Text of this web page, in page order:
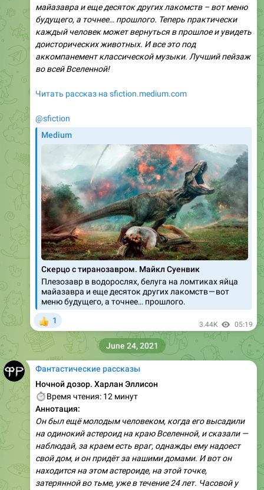
майазавра и еще десяток других лакомств – вот меню
будущего, а точнее… прошлого. Теперь практически
каждый человек может вернуться в прошлое и увидеть
доисторических животных. И все это под
аккомпанемент классической музыки. Лучший пейзаж
во всей Вселенной!
Читать рассказ на sfiction.medium.com
@sfiction
Medium
Скерцо с тиранозавром. Майкл Суенвик
Плезозавр в водорослях, белуга на ломтиках яйца
майазавра и еще десяток других лакомств — вот
меню будущего, а точнее… прошлого.
1 3.44K 05:19
Фантастические рассказы
Ночной дозор. Харлан Эллисон
Время чтения: 12 минут
Аннотация:
Он был ещё молодым человеком, когда его высадили
на одинокий астероид на краю Вселенной, и сказали —
наблюдай, за краем есть враг, однажды ему надоест
свой дом, и он придёт за нашими домами. И вот он
находится на этом астероиде, на этой точке,
затерянной во тьме, уже в течение 24 лет. Часовой у
June 24, 2021